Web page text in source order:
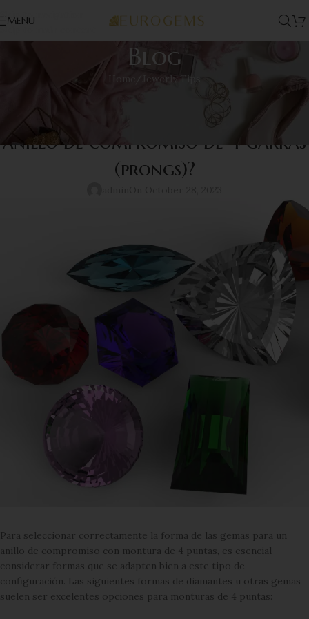
Skip to navigation
Skip to main content
MENU
Blog
Home Jewerly Tips
Cual es la gema perfecta para mi
anillo de compromiso de 4 garras
(prongs)?
Para seleccionar correctamente la forma de las gemas para un
anillo de compromiso con montura de 4 puntas, es esencial
considerar formas que se adapten bien a este tipo de
configuración. Las siguientes formas de diamantes u otras gemas
suelen ser excelentes opciones para monturas de 4 puntas: